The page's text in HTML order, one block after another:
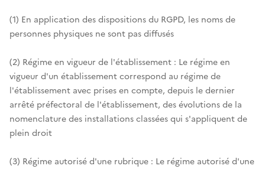
(1) En application des dispositions du RGPD, les noms de
personnes physiques ne sont pas diffusés
(2) Régime en vigueur de l'établissement : Le régime en
vigueur d'un établissement correspond au régime de
l'établissement avec prises en compte, depuis le dernier
arrêté préfectoral de l'établissement, des évolutions de la
nomenclature des installations classées qui s'appliquent de
plein droit
(3) Régime autorisé d'une rubrique : Le régime autorisé d'une